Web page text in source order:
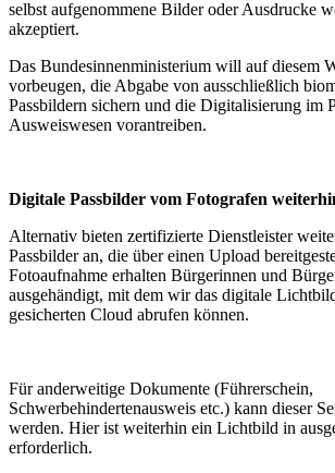
selbst aufgenommene Bilder oder Ausdrucke
akzeptiert.
Das Bundesinnenministerium will auf diesem
vorbeugen, die Abgabe von ausschließlich
Passbildern sichern und die Digitalisierung im
Ausweiswesen vorantreiben.
Digitale Passbilder vom Fotografen
Alternativ bieten zertifizierte Dienstleister
Passbilder an, die über einen Upload
Fotoaufnahme erhalten Bürgerinnen und
ausgehändigt, mit dem wir das digitale
gesicherten Cloud abrufen können.
Für anderweitige Dokumente (Führerschein,
Schwerbehindertenausweis etc.) kann dieser
werden. Hier ist weiterhin ein Lichtbild in
erforderlich.